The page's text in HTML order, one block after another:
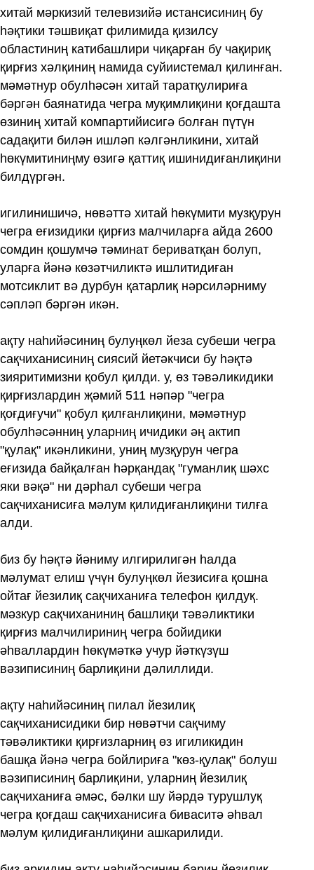
хитай мәркизий телевизийә истансисиниң бу
һәқтики тәшвиқат филимида қизилсу
областиниң катибашлири чиқарған бу чақириқ
қирғиз хәлқиниң намида суйиистемал қилинған.
мәмәтнур обулһәсән хитай таратқулириға
бәргән баянатида чегра муқимлиқини қоғдашта
өзиниң хитай компартийисигә болған пүтүн
садақити билән ишләп кәлгәнликини, хитай
һөкүмитиниңму өзигә қаттиқ ишинидиғанлиқини
билдүргән.
игилинишичә, нөвәттә хитай һөкүмити музқурун
чегра еғизидики қирғиз малчиларға айда 2600
сомдин қошумчә тәминат бериватқан болуп,
уларға йәнә көзәтчиликтә ишлитидиған
мотсиклит вә дурбун қатарлиқ нәрсиләрниму
сәпләп бәргән икән.
ақту наһийәсиниң булуңкөл йеза субеши чегра
сақчиханисиниң сиясий йетәкчиси бу һәқтә
зияритимизни қобул қилди. у, өз тәвәликидики
қирғизлардин җәмий 511 нәпәр "чегра
қоғдиғучи" қобул қилғанлиқини, мәмәтнур
обулһәсәнниң уларниң ичидики әң актип
"қулақ" икәнликини, униң музқурун чегра
еғизида байқалған һәрқандақ "гуманлиқ шәхс
яки вәқә" ни дәрһал субеши чегра
сақчиханисиға мәлум қилидиғанлиқини тилға
алди.
биз бу һәқтә йәниму илгирилигән һалда
мәлумат елиш үчүн булуңкөл йезисиға қошна
ойтағ йезилиқ сақчиханиға телефон қилдуқ.
мәзкур сақчиханиниң башлиқи тәвәликтики
қирғиз малчилириниң чегра бойидики
әһваллардин һөкүмәткә учур йәткүзүш
вәзиписиниң барлиқини дәлиллиди.
ақту наһийәсиниң пилал йезилиқ
сақчиханисидики бир нөвәтчи сақчиму
тәвәликтики қирғизларниң өз игиликидин
башқа йәнә чегра бойлириға "көз-қулақ" болуш
вәзиписиниң барлиқини, уларниң йезилиқ
сақчиханиға әмәс, бәлки шу йәрдә турушлуқ
чегра қоғдаш сақчиханисиға биваситә әһвал
мәлум қилидиғанлиқини ашкарилиди.